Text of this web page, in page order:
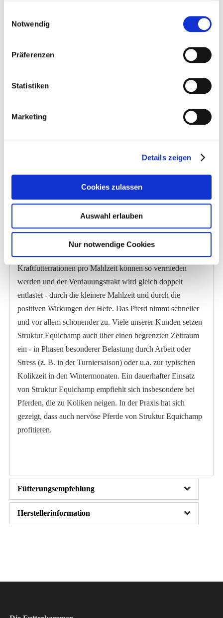
Notwendig
Präferenzen
Statistiken
Marketing
Details zeigen
Cookies zulassen
Auswahl erlauben
Nur notwendige Cookies
durch die Fütterung von Lebendhefe über die Stimulierung
der Darmflora die Verwertung lebenswichtiger Wirk- und
Die Energielieferanten Gerste- und Maisflocken sowie das
Mariendistelöl wirken anregend auf den Stoffwechsel der
Sonnenblumenkerne liefern strukturell gebundene
die mit ihren natürlichen Vitaminen, Mineralstoffen und
ungesättigten Fettsäuren wesentlich zur Gesunderhaltung
des Pferdes beitragen.
Besonders gute Erfolge werden auch bei mageren Pferden
erzielt. Durch Optimierung der Nährstoffverfügbarkeit über
die Hefe wird die Gesamtration aufgewertet. Zu hohe
Kraftfutterrationen pro Mahlzeit können so vermieden
werden und der Verdauungstrakt wird gleich doppelt
entlastet - durch die kleinere Mahlzeit und durch die
positiven Wirkungen der Hefe. Das Pferd nimmt schneller
und vor allem schonender zu. Viele unserer Kunden setzen
Struktur Equichamp auch über einen begrenzten Zeitraum
ein - in Phasen besonderer Belastung durch Arbeit oder
Stress (z. B. in der Turniersaison) oder u.a. zur typischen
Kolikzeit in den Wintermonaten. Ein dauerhafter Einsatz
von Struktur Equichamp empfiehlt sich insbesondere bei
Pferden, die zu Koliken neigen. In der Praxis hat sich
gezeigt, dass auch nervöse Pferde von Struktur Equichamp
profitieren.
Fütterungsempfehlung
Herstellerinformation